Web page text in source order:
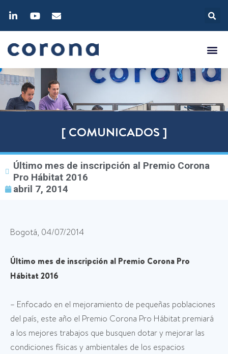
[ COMUNICADOS ]
Último mes de inscripción al Premio Corona
Pro Hábitat 2016
abril 7, 2014
Bogotá, 04/07/2014
Último mes de inscripción al Premio Corona Pro
Hábitat 2016
– Enfocado en el mejoramiento de pequeñas poblaciones
del país, este año el Premio Corona Pro Hábitat premiará
a los mejores trabajos que busquen dotar y mejorar las
condiciones físicas y ambientales de los espacios